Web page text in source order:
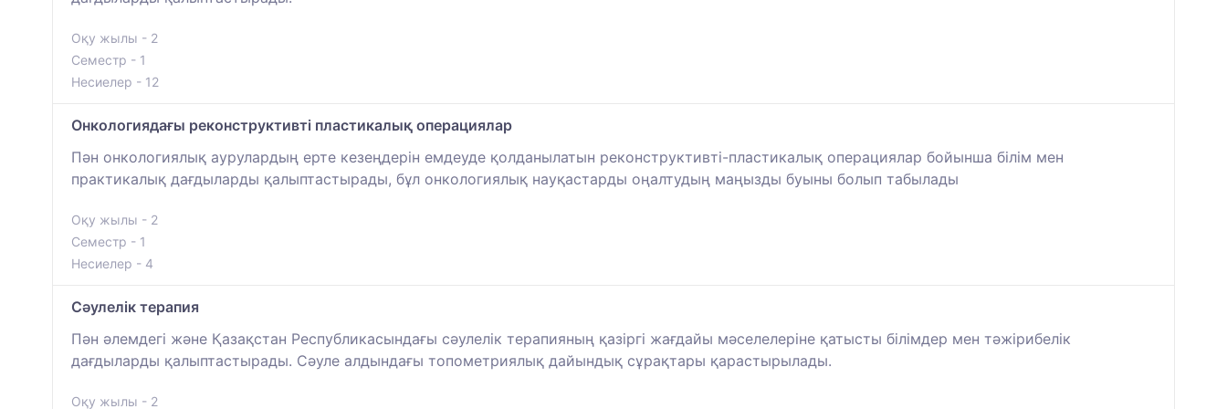
Оқу жылы - 2
Семестр - 1
Несиелер - 12
Онкологиядағы реконструктивті пластикалық операциялар
Пән онкологиялық аурулардың ерте кезеңдерін емдеуде қолданылатын реконструктивті-пластикалық операциялар бойынша білім мен
практикалық дағдыларды қалыптастырады, бұл онкологиялық науқастарды оңалтудың маңызды буыны болып табылады
Оқу жылы - 2
Семестр - 1
Несиелер - 4
Сәулелік терапия
Пән әлемдегі және Қазақстан Республикасындағы сәулелік терапияның қазіргі жағдайы мәселелеріне қатысты білімдер мен тәжірибелік
дағдыларды қалыптастырады. Сәуле алдындағы топометриялық дайындық сұрақтары қарастырылады.
Оқу жылы - 2